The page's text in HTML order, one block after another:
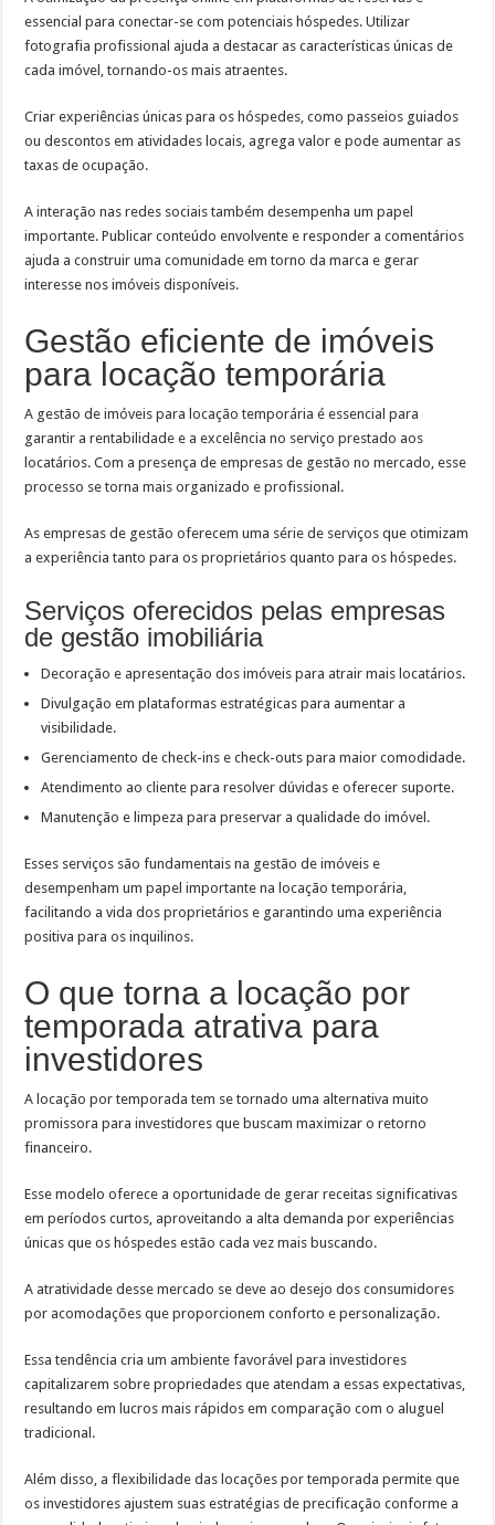
essencial para conectar-se com potenciais hóspedes. Utilizar
fotografia profissional ajuda a destacar as características únicas de
cada imóvel, tornando-os mais atraentes.
Criar experiências únicas para os hóspedes, como passeios guiados
ou descontos em atividades locais, agrega valor e pode aumentar as
taxas de ocupação.
A interação nas redes sociais também desempenha um papel
importante. Publicar conteúdo envolvente e responder a comentários
ajuda a construir uma comunidade em torno da marca e gerar
interesse nos imóveis disponíveis.
Gestão eficiente de imóveis
para locação temporária
A gestão de imóveis para locação temporária é essencial para
garantir a rentabilidade e a excelência no serviço prestado aos
locatários. Com a presença de empresas de gestão no mercado, esse
processo se torna mais organizado e profissional.
As empresas de gestão oferecem uma série de serviços que otimizam
a experiência tanto para os proprietários quanto para os hóspedes.
Serviços oferecidos pelas empresas
de gestão imobiliária
Decoração e apresentação dos imóveis para atrair mais locatários.
Divulgação em plataformas estratégicas para aumentar a
visibilidade.
Gerenciamento de check-ins e check-outs para maior comodidade.
Atendimento ao cliente para resolver dúvidas e oferecer suporte.
Manutenção e limpeza para preservar a qualidade do imóvel.
Esses serviços são fundamentais na gestão de imóveis e
desempenham um papel importante na locação temporária,
facilitando a vida dos proprietários e garantindo uma experiência
positiva para os inquilinos.
O que torna a locação por
temporada atrativa para
investidores
A locação por temporada tem se tornado uma alternativa muito
promissora para investidores que buscam maximizar o retorno
financeiro.
Esse modelo oferece a oportunidade de gerar receitas significativas
em períodos curtos, aproveitando a alta demanda por experiências
únicas que os hóspedes estão cada vez mais buscando.
A atratividade desse mercado se deve ao desejo dos consumidores
por acomodações que proporcionem conforto e personalização.
Essa tendência cria um ambiente favorável para investidores
capitalizarem sobre propriedades que atendam a essas expectativas,
resultando em lucros mais rápidos em comparação com o aluguel
tradicional.
Além disso, a flexibilidade das locações por temporada permite que
os investidores ajustem suas estratégias de precificação conforme a